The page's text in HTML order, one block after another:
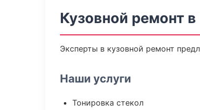
Кузовной ремонт
Эксперты в кузовной ремонт
Наши услуги
Тонировка стекол